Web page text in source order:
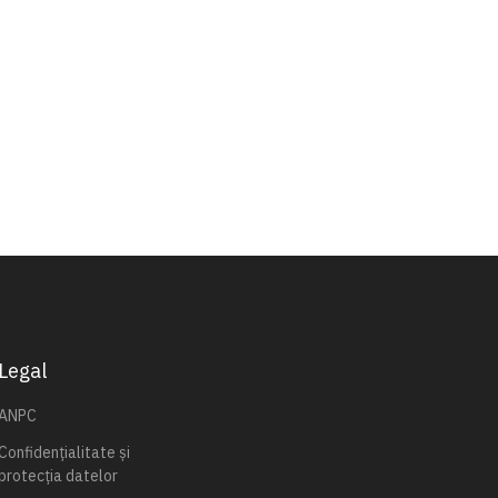
Legal
Confidențialitate și
protecția datelor